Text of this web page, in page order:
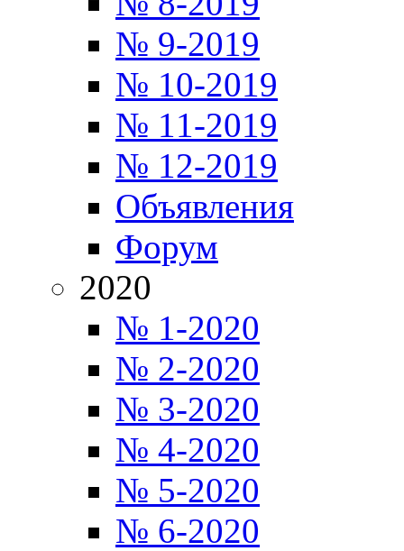
№ 9-2019
№ 10-2019
№ 11-2019
№ 12-2019
Объявления
Форум
2020
№ 1-2020
№ 2-2020
№ 3-2020
№ 4-2020
№ 5-2020
№ 6-2020